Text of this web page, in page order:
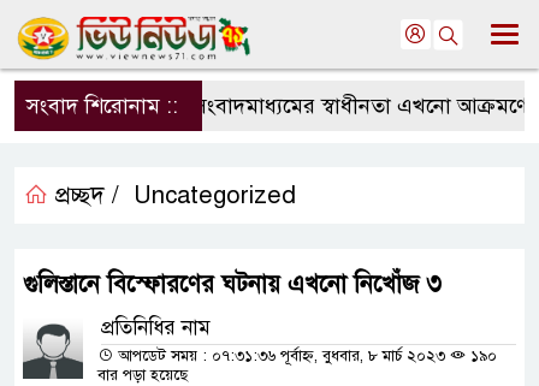
সংবাদ শিরোনাম ::সংবাদমাধ্যমের স্বাধীনতা এখনো আক্রমণের
প্রচ্ছদ / Uncategorized
গুলিস্তানে বিস্ফোরণের ঘটনায় এখনো নিখোঁজ ৩
প্রতিনিধির নাম
আপডেট সময় : ০৭:৩১:৩৬ পূর্বাহ্ন, বুধবার, ৮ মার্চ ২০২৩
১৯০
বার পড়া হয়েছে